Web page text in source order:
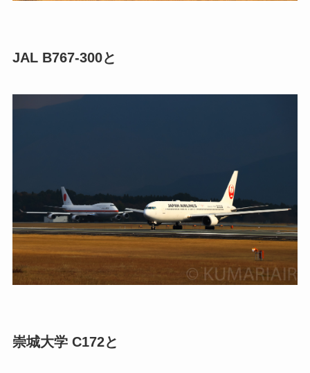
JAL B767-300と
崇城大学 C172と